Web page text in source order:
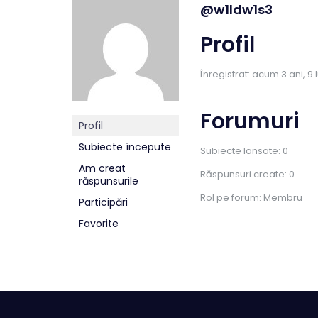
Profil
Subiecte începute
Am creat
răspunsurile
Participări
Favorite
@w1ldw1s3
Profil
Înregistrat: acum 3 ani, 9
Forumuri
Subiecte lansate: 0
Răspunsuri create: 0
Rol pe forum: Membru